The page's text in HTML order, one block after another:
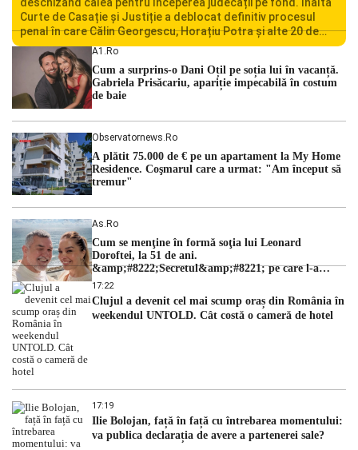
Curte de Casație și Justiție a deblocat definitiv procesul
penal în care Călin Georgescu, Horațiu Potra și alte 20 de
persoane sunt acuzați de acțiuni îndreptate împotriva
ordinii constituționale. În ședința din camera preliminară,
judecătorii de la instanța supremă au […]
A1.ro
Cum a surprins-o Dani Oțil pe soția lui în vacanță.
Gabriela Prisăcariu, apariție impecabilă în costum
de baie
Observatornews.ro
A plătit 75.000 de € pe un apartament la My Home
Residence. Coşmarul care a urmat: "Am început să
tremur"
As.ro
Cum se menţine în formă soţia lui Leonard
Doroftei, la 51 de ani.
&amp;#8222;Secretul&amp;#8221; pe care l-a
dezvăluit
17:22
Clujul a devenit cel mai scump oraș din România în
weekendul UNTOLD. Cât costă o cameră de hotel
17:19
Ilie Bolojan, față în față cu întrebarea momentului:
va publica declarația de avere a partenerei sale?